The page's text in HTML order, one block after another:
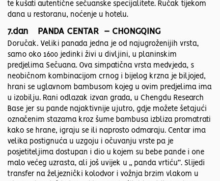
te kušati autentične sečuanske specijalitete. Ručak tijekom
dana u restoranu, noćenje u hotelu.
7.dan PANDA CENTAR – CHONGQING
Doručak. Veliki panada jedna je od najugroženijih vrsta,
samo oko 1600 jedinki živi u divljini, u planinskim
predjelima Sečuana. Ova simpatična vrsta medvjeda, s
neobičnom kombinacijom crnog i bijelog krzna je biljojed,
hrani se uglavnom bambusom kojeg u ovim predjelima ima
u izobilju. Rani odlazak izvan grada, u Chengdu Research
Base jer su pande najaktivnije ujutro, gdje možete šetajući
označenim stazama kroz šume bambusa izbliza promatrati
kako se hrane, igraju se ili naprosto odmaraju. Centar ima
velika postignuća u uzgoju i očuvanju vrste pa je
posjetiteljima dostupan i dio u kojem su bebe pande i one
malo većeg uzrasta, ali još uvijek u „ panda vrtiću“. Slijedi
transfer na željeznički kolodvor i vožnja brzim vlakom u